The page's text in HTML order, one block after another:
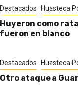
Destacados Huasteca
Huyeron como
fueron en blanco
Destacados Huasteca
Otro ataque a